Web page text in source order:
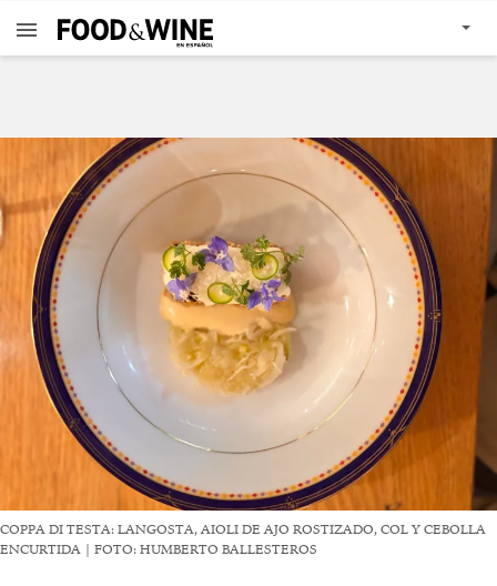
COPPA DI TESTA: LANGOSTA, AIOLI DE AJO ROSTIZADO, COL Y CEBOLLA
ENCURTIDA | FOTO: HUMBERTO BALLESTEROS